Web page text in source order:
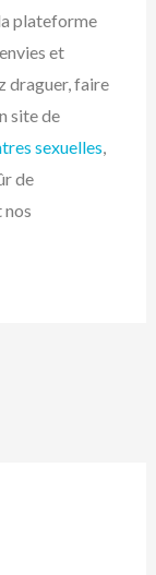
plateforme
et
draguer, faire
site de
sexuelles,
de
nos